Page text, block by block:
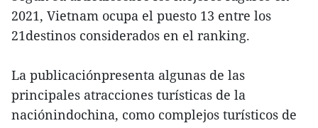
2021, Vietnam ocupa el puesto 13 entre los
21destinos considerados en el ranking.
La publicaciónpresenta algunas de las
principales atracciones turísticas de la
naciónindochina, como complejos turísticos de